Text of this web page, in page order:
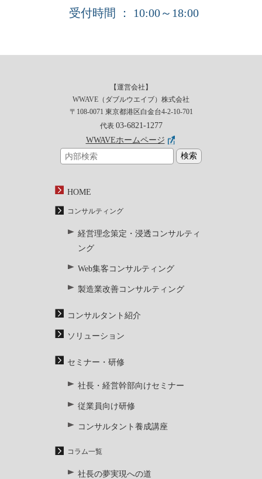
受付時間 ： 10:00～18:00
【運営会社】
WWAVE（ダブルウエイブ）株式会社
〒108-0071 東京都港区白金台4-2-10-701
代表 03-6821-1277
WWAVEホームページ
HOME
コンサルティング
経営理念策定・浸透コンサルティ
ング
Web集客コンサルティング
製造業改善コンサルティング
コンサルタント紹介
ソリューション
セミナー・研修
社長・経営幹部向けセミナー
従業員向け研修
コンサルタント養成講座
コラム一覧
社長の夢実現への道